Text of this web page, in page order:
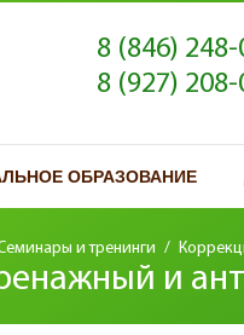
8 (846)
8 (927)
ОБРАЗОВАНИЕ
и тренинги /
и